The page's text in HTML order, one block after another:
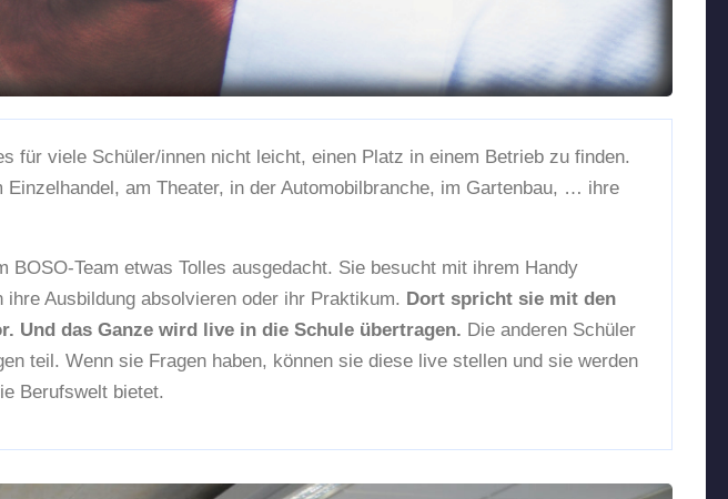
für viele Schüler/innen nicht leicht, einen Platz in einem Betrieb zu finden.
am Theater, in der Automobilbranche, im Gartenbau, … ihre
Team etwas Tolles ausgedacht. Sie besucht mit ihrem Handy
Ausbildung absolvieren oder ihr Praktikum. Dort spricht sie mit den
Und das Ganze wird live in die Schule übertragen. Die anderen Schüler
teil. Wenn sie Fragen haben, können sie diese live stellen und sie werden
Berufswelt bietet.